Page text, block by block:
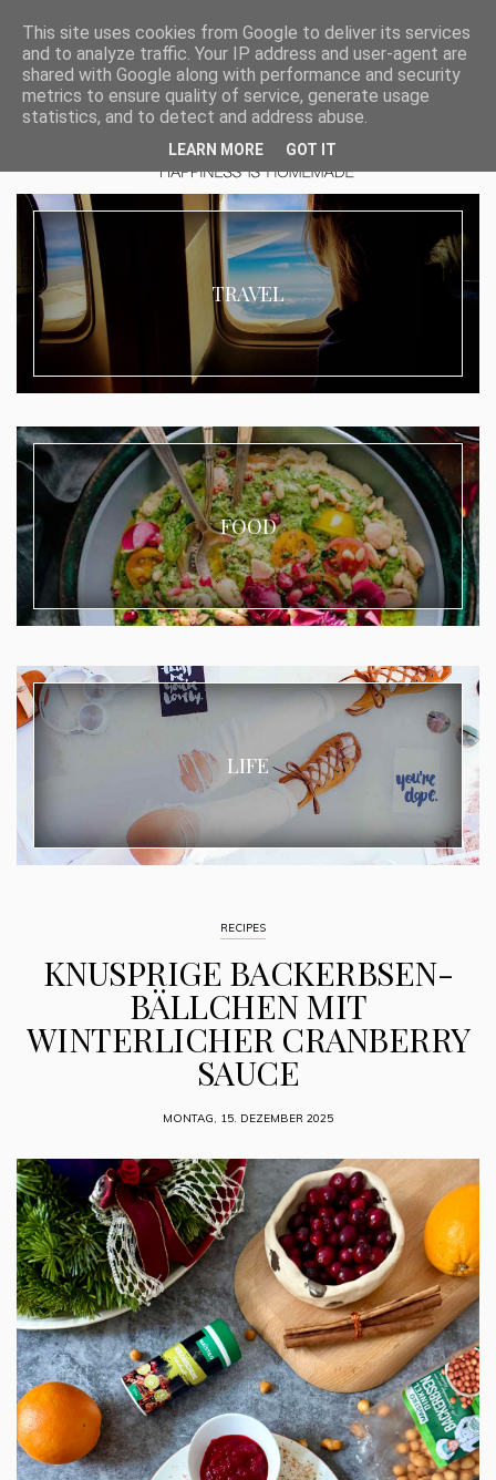
TRAVEL
FOOD
LIFE
RECIPES
KNUSPRIGE BACKERBSEN-
BÄLLCHEN MIT
WINTERLICHER CRANBERRY
SAUCE
MONTAG, 15. DEZEMBER 2025
This site uses cookies from Google to deliver its services
and to analyze traffic. Your IP address and user-agent are
shared with Google along with performance and security
metrics to ensure quality of service, generate usage
statistics, and to detect and address abuse.
LEARN MORE GOT IT